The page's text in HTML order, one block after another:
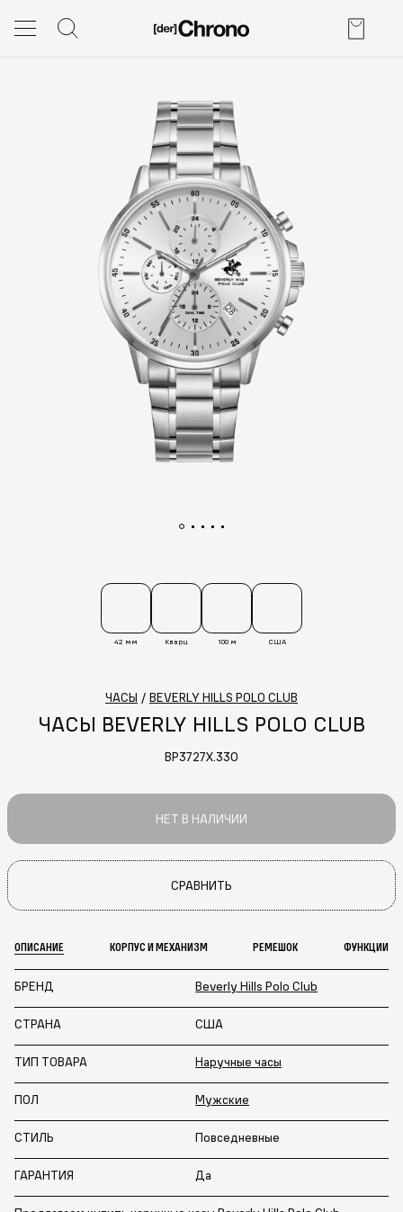
42 мм Кварц 100 м США
ЧАСЫ / BEVERLY HILLS POLO CLUB
ЧАСЫ BEVERLY HILLS POLO CLUB
BP3727X.330
НЕТ В НАЛИЧИИ
СРАВНИТЬ
ОПИСАНИЕ КОРПУС И МЕХАНИЗМ РЕМЕШОК ФУНКЦИИ
БРЕНД Beverly Hills Polo Club
СТРАНА США
ТИП ТОВАРА Наручные часы
ПОЛ Мужские
СТИЛЬ Повседневные
ГАРАНТИЯ Да